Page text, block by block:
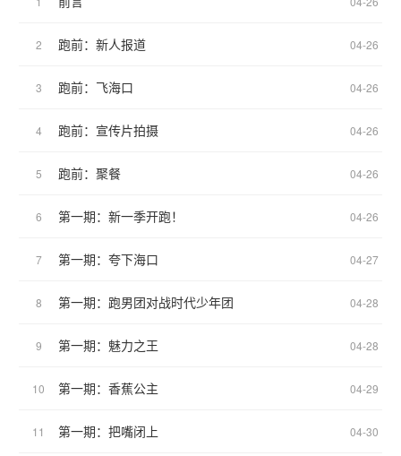
2 跑前：新人报道 04-26
3 跑前：飞海口 04-26
4 跑前：宣传片拍摄 04-26
5 跑前：聚餐 04-26
6 第一期：新一季开跑！ 04-26
7 第一期：夸下海口 04-27
8 第一期：跑男团对战时代少年团 04-28
9 第一期：魅力之王 04-28
10 第一期：香蕉公主 04-29
11 第一期：把嘴闭上 04-30